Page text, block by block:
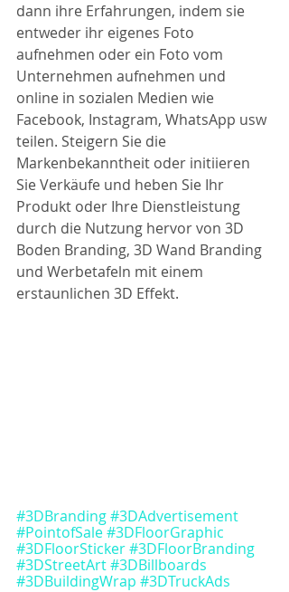
dann ihre Erfahrungen, indem sie
entweder ihr eigenes Foto
aufnehmen oder ein Foto vom
Unternehmen aufnehmen und
online in sozialen Medien wie
Facebook, Instagram, WhatsApp usw
teilen. Steigern Sie die
Markenbekanntheit oder initiieren
Sie Verkäufe und heben Sie Ihr
Produkt oder Ihre Dienstleistung
durch die Nutzung hervor von 3D
Boden Branding, 3D Wand Branding
und Werbetafeln mit einem
erstaunlichen 3D Effekt.
#3DBranding#3DAdvertisement
#PointofSale#3DFloorGraphic
#3DFloorSticker#3DFloorBranding
#3DStreetArt#3DBillboards
#3DBuildingWrap #3DTruckAds